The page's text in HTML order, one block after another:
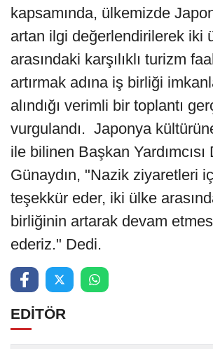
kapsamında, ülkemizde
artan ilgi değerlendirilerek iki
arasındaki karşılıklı turizm
artırmak adına iş birliği
alındığı verimli bir toplantı
vurgulandı. Japonya
ile bilinen Başkan Yardımcısı
Günaydın, "Nazik ziyaretleri
teşekkür eder, iki ülke
birliğinin artarak devam
ederiz." Dedi.
EDİTÖR